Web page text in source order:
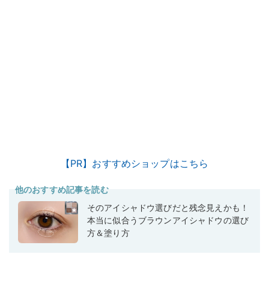
【PR】おすすめショップはこちら
他のおすすめ記事を読む
そのアイシャドウ選びだと残念見えかも！
本当に似合うブラウンアイシャドウの選び
方＆塗り方